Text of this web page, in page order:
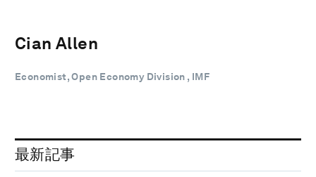
Cian Allen
Economist, Open Economy Division , IMF
最新記事